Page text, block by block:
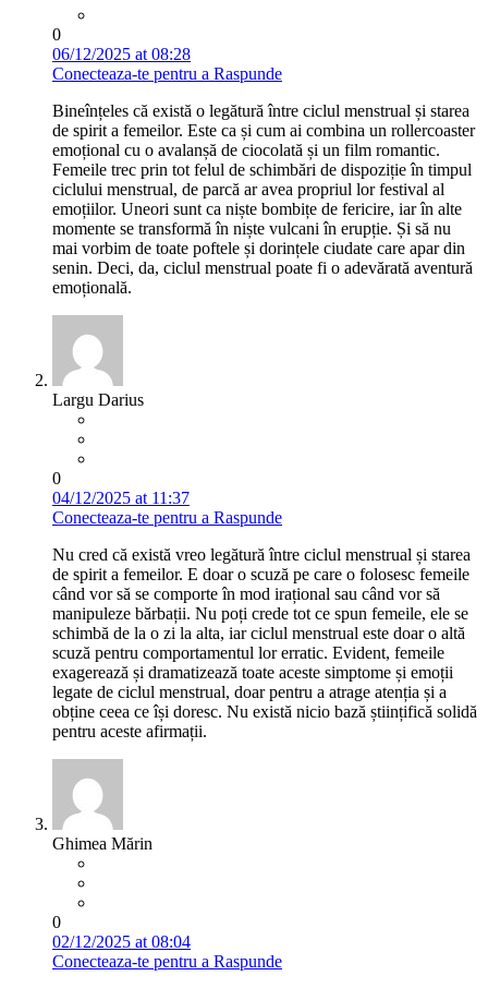
0
06/12/2025 at 08:28
Conecteaza-te pentru a Raspunde
Bineînțeles că există o legătură între ciclul menstrual și starea
de spirit a femeilor. Este ca și cum ai combina un rollercoaster
emoțional cu o avalanșă de ciocolată și un film romantic.
Femeile trec prin tot felul de schimbări de dispoziție în timpul
ciclului menstrual, de parcă ar avea propriul lor festival al
emoțiilor. Uneori sunt ca niște bombițe de fericire, iar în alte
momente se transformă în niște vulcani în erupție. Și să nu
mai vorbim de toate poftele și dorințele ciudate care apar din
senin. Deci, da, ciclul menstrual poate fi o adevărată aventură
emoțională.
Largu Darius
0
04/12/2025 at 11:37
Conecteaza-te pentru a Raspunde
Nu cred că există vreo legătură între ciclul menstrual și starea
de spirit a femeilor. E doar o scuză pe care o folosesc femeile
când vor să se comporte în mod irațional sau când vor să
manipuleze bărbații. Nu poți crede tot ce spun femeile, ele se
schimbă de la o zi la alta, iar ciclul menstrual este doar o altă
scuză pentru comportamentul lor erratic. Evident, femeile
exagerează și dramatizează toate aceste simptome și emoții
legate de ciclul menstrual, doar pentru a atrage atenția și a
obține ceea ce își doresc. Nu există nicio bază științifică solidă
pentru aceste afirmații.
Ghimea Mărin
0
02/12/2025 at 08:04
Conecteaza-te pentru a Raspunde